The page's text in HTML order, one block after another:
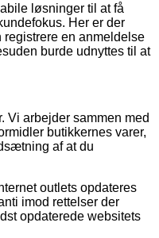
løsninger til at få
Her er der
registrere en anmeldelse
burde udnyttes til at
Vi arbejder sammen med
butikkernes varer,
af at du
outlets opdateres
imod rettelser der
opdaterede websitets